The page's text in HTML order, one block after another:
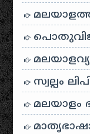
സ്വല്പം
മലയാളം